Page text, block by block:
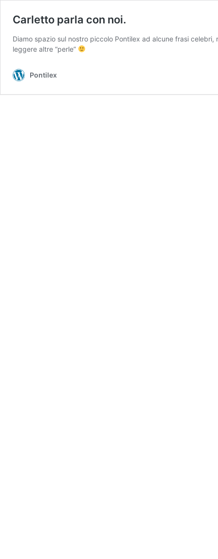
Carletto parla con noi.
Diamo spazio sul nostro piccolo Pontilex ad alcune frasi
leggere altre “perle”
Pontilex